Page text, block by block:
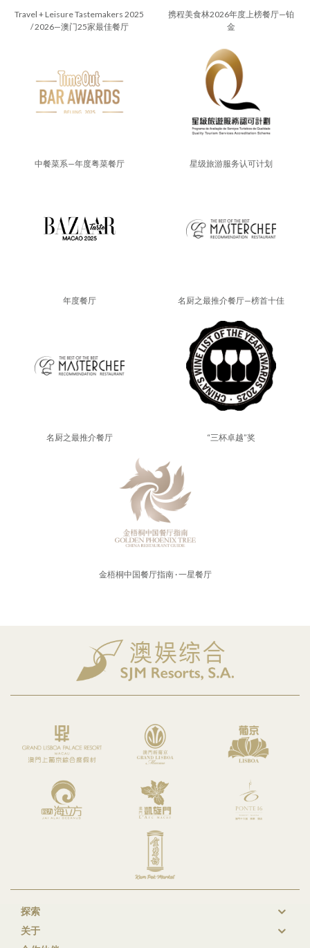
Travel + Leisure Tastemakers 2025
/ 2026—澳门25家最佳餐厅
携程美食林2026年度上榜餐厅—铂
金
中餐菜系—年度粤菜餐厅 星级旅游服务认可计划
年度餐厅 名厨之最推介餐厅—榜首十佳
名厨之最推介餐厅 “三杯卓越”奖
金梧桐中国餐厅指南 · 一星餐厅
New
探索
关于